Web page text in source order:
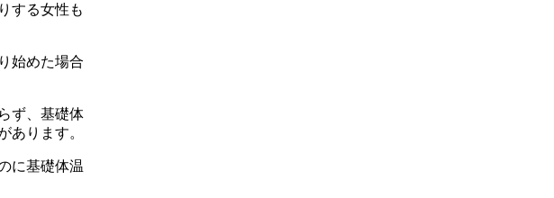
する女性も
始めた場合
ず、基礎体
あります。
に基礎体温